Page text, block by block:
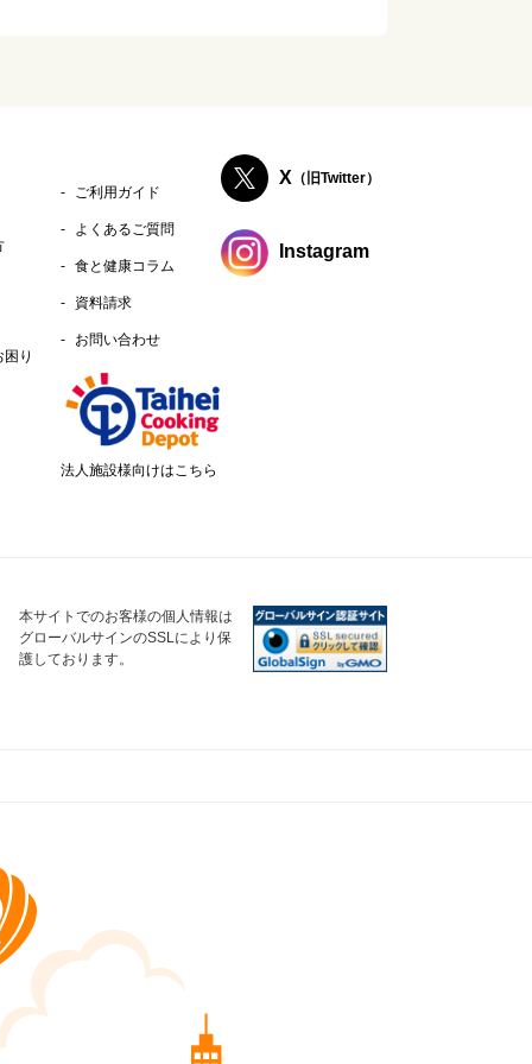
り
ご利用ガイド
よくあるご質問
食と健康コラム
資料請求
お問い合わせ
法人施設様向けはこちら
X （旧Twitter）
Instagram
本サイトでのお客様の個人情報は
グローバルサインのSSLにより保
護しております。